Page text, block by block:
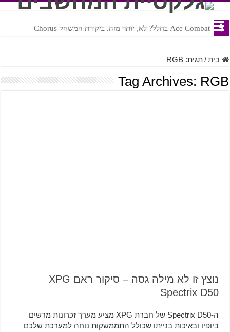
Ace Combat בחלל? לא, יותר מזה. ביקורת המשחק Chorus
Steven Universe והשירים שתורגמו בצורה נוראית לעברית
בית/תגית:RGB
Tag Archives: RGB
נוצץ זו לא מילה גסה – סיקור ראם XPG
Spectrix D50
ה-Spectrix D50 של חברת XPG מציע מערך זכרונות מרשים
ביופיו ובאיכות בנייתו שכולל התממשקות נוחה למערכת שלכם